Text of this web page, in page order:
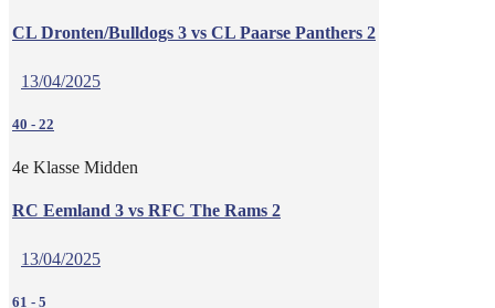
CL Dronten/Bulldogs 3 vs CL Paarse Panthers 2
13/04/2025
40 - 22
4e Klasse Midden
RC Eemland 3 vs RFC The Rams 2
13/04/2025
61 - 5